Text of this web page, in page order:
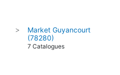
>
Market Guyancourt
(78280)
7 Catalogues